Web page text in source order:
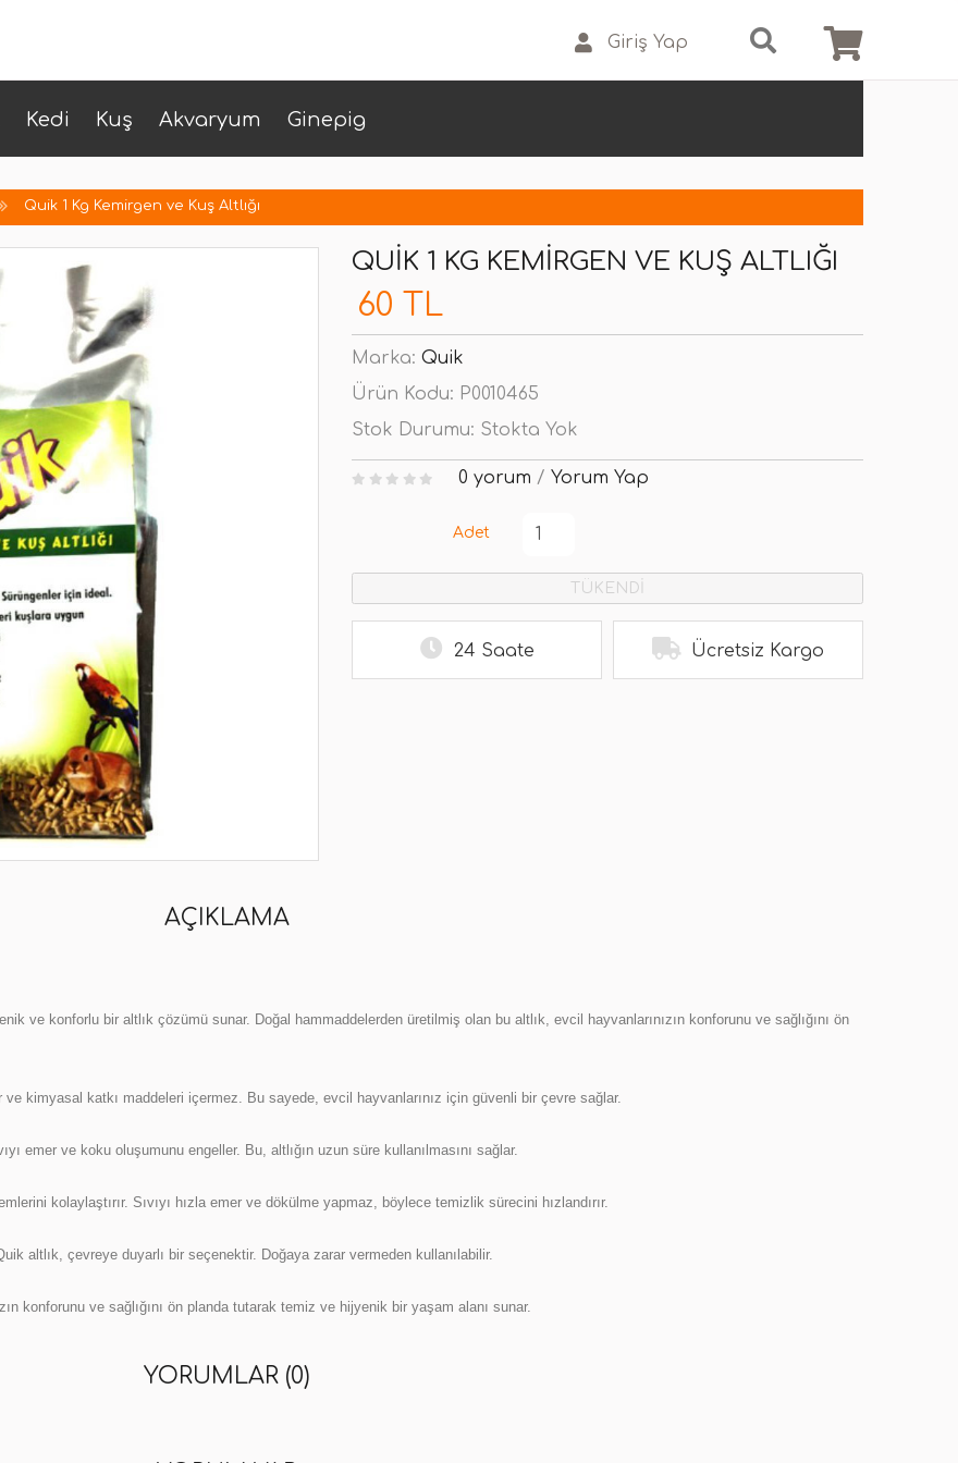
Giriş Yap
Kedi Kuş Akvaryum Ginepig
Quik 1 Kg Kemirgen ve Kuş Altlığı
QUIK 1 KG KEMIRGEN VE KUŞ ALTLIĞI
60 TL
Marka: Quik
Ürün Kodu: P0010465
Stok Durumu: Stokta Yok
0 yorum / Yorum Yap
Adet
TÜKENDİ
24 Saate Ücretsiz Kargo
AÇIKLAMA
ve konforlu bir altlık çözümü sunar. Doğal hammaddelerden üretilmiş olan bu altlık, evcil hayvanlarınızın konforunu ve sağlığını ön
kimyasal katkı maddeleri içermez. Bu sayede, evcil hayvanlarınız için güvenli bir çevre sağlar.
emer ve koku oluşumunu engeller. Bu, altlığın uzun süre kullanılmasını sağlar.
kolaylaştırır. Sıvıyı hızla emer ve dökülme yapmaz, böylece temizlik sürecini hızlandırır.
altlık, çevreye duyarlı bir seçenektir. Doğaya zarar vermeden kullanılabilir.
konforunu ve sağlığını ön planda tutarak temiz ve hijyenik bir yaşam alanı sunar.
YORUMLAR (0)